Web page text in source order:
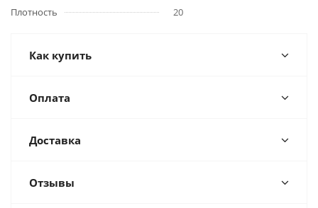
Плотность 20
Как купить
Оплата
Доставка
Отзывы